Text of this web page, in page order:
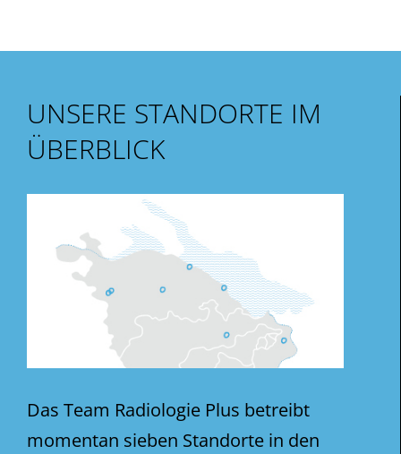
UNSERE STANDORTE IM
ÜBERBLICK
Das Team Radiologie Plus betreibt
momentan sieben Standorte in den